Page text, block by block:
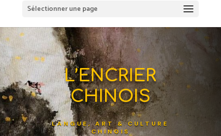
Sélectionner une page
L’ENCRIER
CHINOIS
LANGUE, ART & CULTURE
CHINOIS